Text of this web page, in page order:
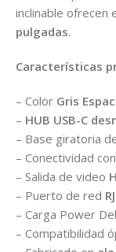
inclinable ofrecen
pulgadas.
Características
– Color Gris
– HUB USB-C
– Base giratoria
– Conectividad con
– Salida de video
– Puerto de red
– Carga Power
– Compatibilidad